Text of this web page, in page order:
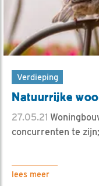
Verdieping
Natuurrijke
27.05.21
concurrenten te
lees meer